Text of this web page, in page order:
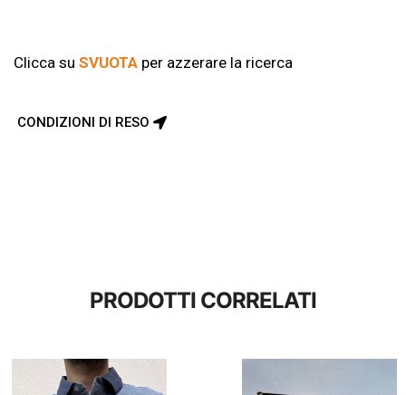
Clicca su SVUOTA per azzerare la ricerca
CONDIZIONI DI RESO
PRODOTTI CORRELATI